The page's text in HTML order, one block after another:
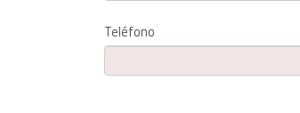
Teléfono